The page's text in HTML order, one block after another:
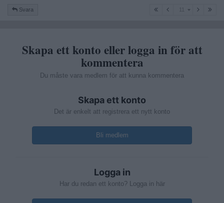
Svara
Skapa ett konto eller logga in för att
kommentera
Du måste vara medlem för att kunna kommentera
Skapa ett konto
Det är enkelt att registrera ett nytt konto
Bli medlem
Logga in
Har du redan ett konto? Logga in här